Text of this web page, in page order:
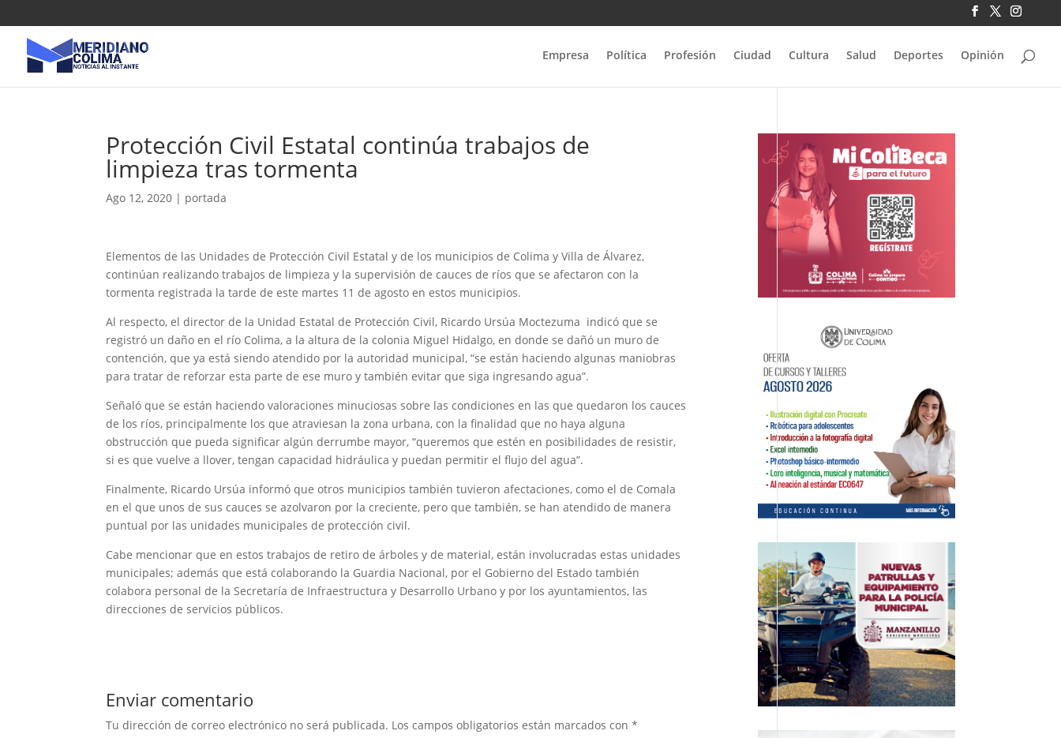
Empresa Política Profesión Ciudad Cultura Salud Deportes Opinión
Protección Civil Estatal continúa trabajos de
limpieza tras tormenta
Ago 12, 2020 | portada
Elementos de las Unidades de Protección Civil Estatal y de los municipios de Colima y Villa de Álvarez,
continúan realizando trabajos de limpieza y la supervisión de cauces de ríos que se afectaron con la
tormenta registrada la tarde de este martes 11 de agosto en estos municipios.
Al respecto, el director de la Unidad Estatal de Protección Civil, Ricardo Ursúa Moctezuma indicó que se
registró un daño en el río Colima, a la altura de la colonia Miguel Hidalgo, en donde se dañó un muro de
contención, que ya está siendo atendido por la autoridad municipal, “se están haciendo algunas maniobras
para tratar de reforzar esta parte de ese muro y también evitar que siga ingresando agua”.
Señaló que se están haciendo valoraciones minuciosas sobre las condiciones en las que quedaron los cauces
de los ríos, principalmente los que atraviesan la zona urbana, con la finalidad que no haya alguna
obstrucción que pueda significar algún derrumbe mayor, “queremos que estén en posibilidades de resistir,
si es que vuelve a llover, tengan capacidad hidráulica y puedan permitir el flujo del agua”.
Finalmente, Ricardo Ursúa informó que otros municipios también tuvieron afectaciones, como el de Comala
en el que unos de sus cauces se azolvaron por la creciente, pero que también, se han atendido de manera
puntual por las unidades municipales de protección civil.
Cabe mencionar que en estos trabajos de retiro de árboles y de material, están involucradas estas unidades
municipales; además que está colaborando la Guardia Nacional, por el Gobierno del Estado también
colabora personal de la Secretaría de Infraestructura y Desarrollo Urbano y por los ayuntamientos, las
direcciones de servicios públicos.
Enviar comentario
Tu dirección de correo electrónico no será publicada. Los campos obligatorios están marcados con*